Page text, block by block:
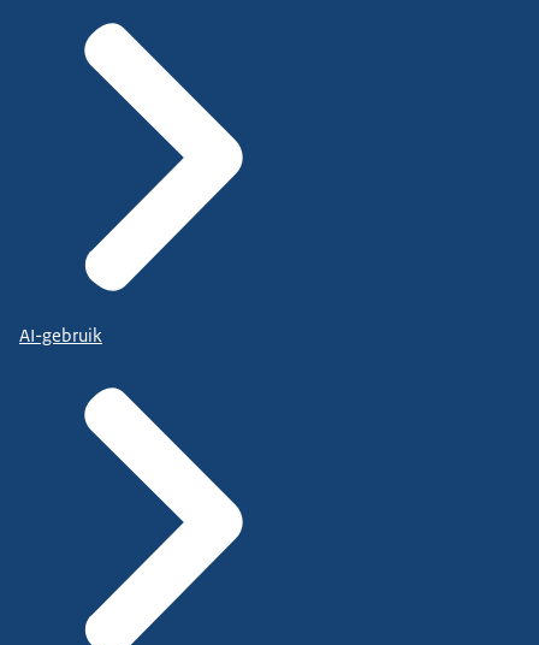
AI-gebruik